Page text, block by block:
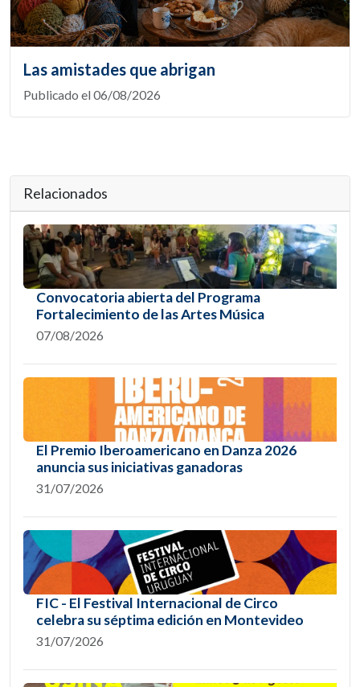
Las amistades que abrigan
Publicado el 06/08/2026
Relacionados
Convocatoria abierta del Programa
Fortalecimiento de las Artes Música
07/08/2026
El Premio Iberoamericano en Danza 2026
anuncia sus iniciativas ganadoras
31/07/2026
FIC - El Festival Internacional de Circo
celebra su séptima edición en Montevideo
31/07/2026